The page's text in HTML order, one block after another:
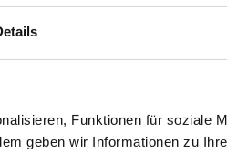
Funktionen für soziale
geben wir Informationen zu